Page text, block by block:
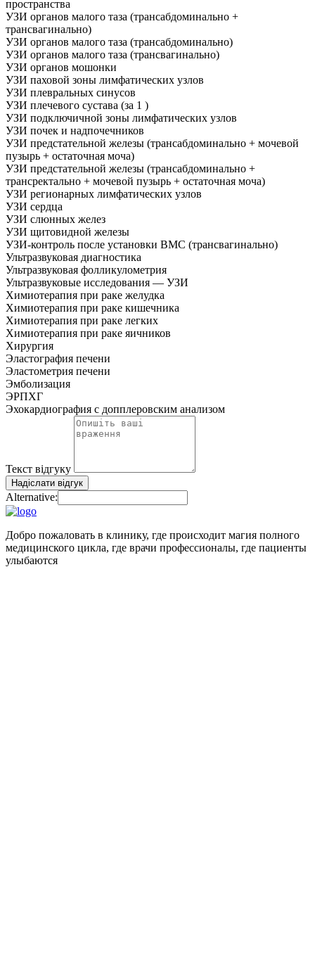
пространства
УЗИ органов малого таза (трансабдоминально +
трансвагинально)
УЗИ органов малого таза (трансабдоминально)
УЗИ органов малого таза (трансвагинально)
УЗИ органов мошонки
УЗИ паховой зоны лимфатических узлов
УЗИ плевральных синусов
УЗИ плечевого сустава (за 1 )
УЗИ подключичной зоны лимфатических узлов
УЗИ почек и надпочечников
УЗИ предстательной железы (трансабдоминально + мочевой
пузырь + остаточная моча)
УЗИ предстательной железы (трансабдоминально +
трансректально + мочевой пузырь + остаточная моча)
УЗИ регионарных лимфатических узлов
УЗИ сердца
УЗИ слюнных желез
УЗИ щитовидной железы
УЗИ-контроль после установки ВМС (трансвагинально)
Ультразвуковая диагностика
Ультразвуковая фолликулометрия
Ультразвуковые исследования — УЗИ
Химиотерапия при раке желудка
Химиотерапия при раке кишечника
Химиотерапия при раке легких
Химиотерапия при раке яичников
Хирургия
Эластография печени
Эластометрия печени
Эмболизация
ЭРПХГ
Эхокардиография с допплеровским анализом
Текст відгуку
Надіслати відгук
Alternative:
Добро пожаловать в клинику, где происходит магия полного
медицинского цикла, где врачи профессионалы, где пациенты
улыбаются